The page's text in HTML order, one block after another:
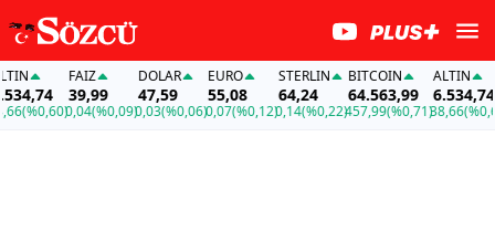
FAİZ
39,99
0,04(%0,09)
DOLAR
47,59
0,03(%0,06)
EURO
55,08
0,07(%0,12)
STERLIN
64,24
0,14(%0,22)
BITCOIN
64.563,99
457,99(%0,71)
ALTIN
6.534,74
38,66(%0,60)